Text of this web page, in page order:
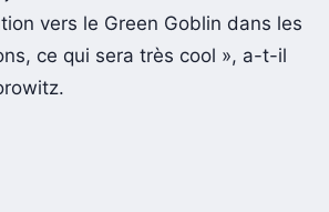
vers le Green Goblin dans les
ce qui sera très cool », a-t-il